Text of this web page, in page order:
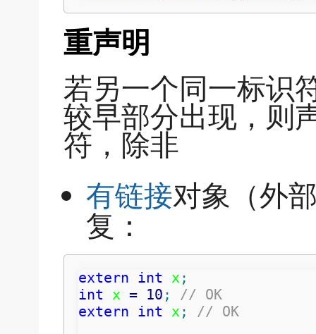
重声明
若另一个同一标识
较早部分出现，则
符，除非
有链接对象（外
复：
extern int x ;
int x = 10 ;
// OK
extern int x ;
// OK